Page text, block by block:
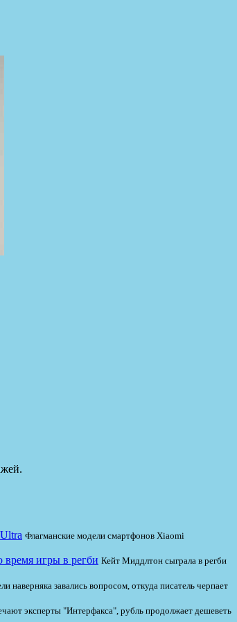
Флагманские модели смартфонов Xiaomi
игры в регби Кейт Миддлтон сыграла в регби
наверняка завались вопросом, откуда писатель черпает
эксперты "Интерфакса", рубль продолжает дешеветь